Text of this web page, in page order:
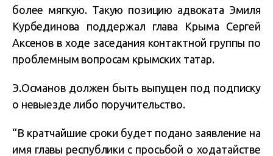
более мягкую. Такую позицию адвоката Эмиля
Курбединова поддержал глава Крыма Сергей
Аксенов в ходе заседания контактной группы по
проблемным вопросам крымских татар.
Э.Османов должен быть выпущен под подписку
о невыезде либо поручительство.
“В кратчайшие сроки будет подано заявление на
имя главы республики с просьбой о ходатайстве